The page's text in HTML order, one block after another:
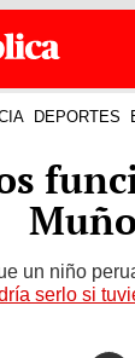
DEPORTES
un niño
serlo si